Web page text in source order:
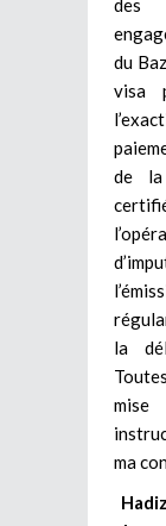
du
visa
de la
la
ma